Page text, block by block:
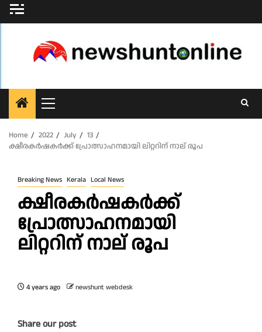
Skip
to
Primary
Menu
Home
2022 July
13
ക്ഷീരകർഷകർക്ക് പ്രോത്സാഹനമായി ലിറ്ററിന് നാല് രൂപ
Breaking News Kerala Local News
ക്ഷീരകർഷകർക്ക്
പ്രോത്സാഹനമായി
ലിറ്ററിന് നാല് രൂപ
4 years ago newshunt webdesk
Share our post